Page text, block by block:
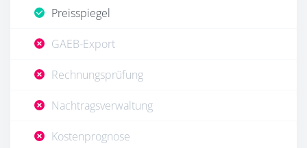
Preisspiegel
GAEB-Export
Rechnungsprüfung
Nachtragsverwaltung
Kostenprognose